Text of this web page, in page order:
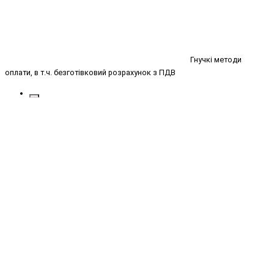
Гнучкі методи
оплати, в т.ч. безготівковий розрахунок з ПДВ